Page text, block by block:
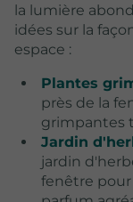
la lumière
idées sur la
espace :
Plantes
près de la
grimpantes
Jardin
jardin
fenêtre